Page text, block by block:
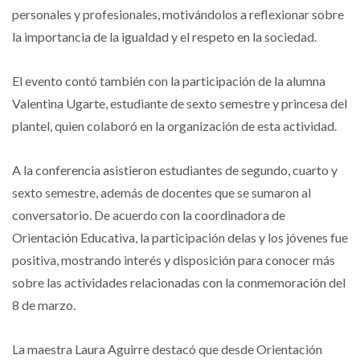
personales y profesionales, motivándolos a reflexionar sobre
la importancia de la igualdad y el respeto en la sociedad.
El evento contó también con la participación de la alumna
Valentina Ugarte, estudiante de sexto semestre y princesa del
plantel, quien colaboró en la organización de esta actividad.
A la conferencia asistieron estudiantes de segundo, cuarto y
sexto semestre, además de docentes que se sumaron al
conversatorio. De acuerdo con la coordinadora de
Orientación Educativa, la participación delas y los jóvenes fue
positiva, mostrando interés y disposición para conocer más
sobre las actividades relacionadas con la conmemoración del
8 de marzo.
La maestra Laura Aguirre destacó que desde Orientación